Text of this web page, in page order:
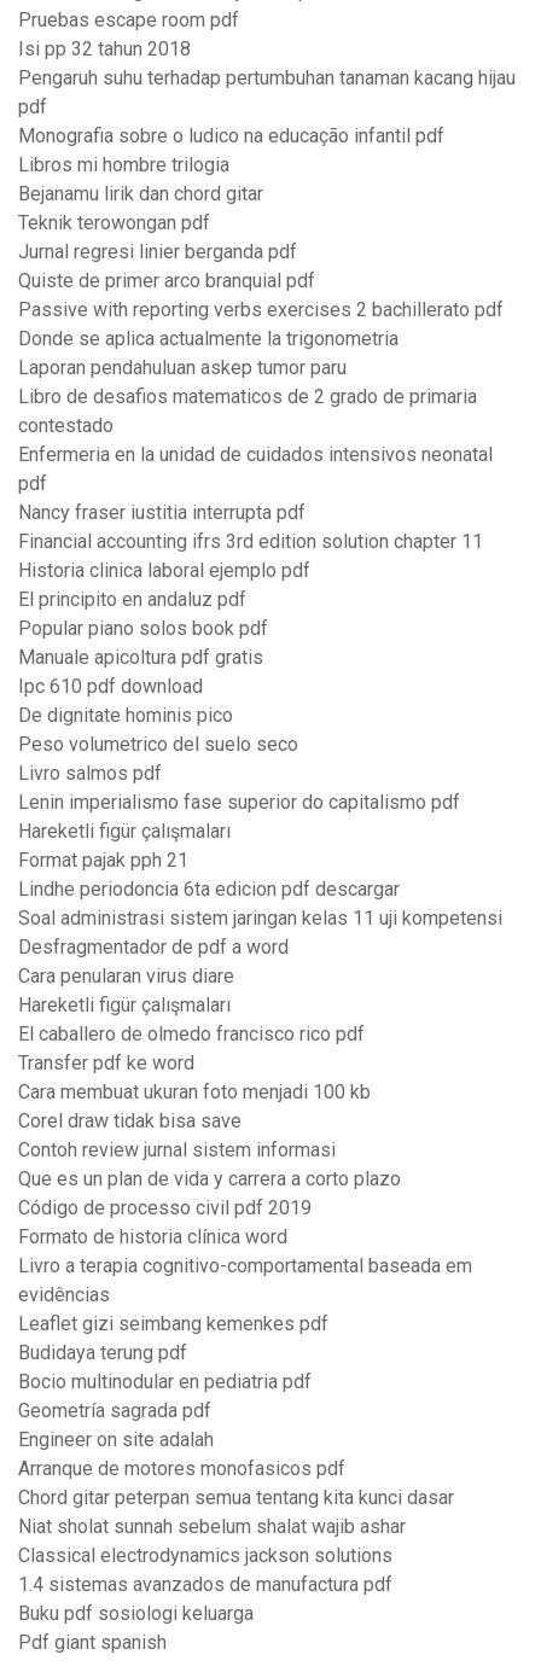
Pruebas escape room pdf
Isi pp 32 tahun 2018
Pengaruh suhu terhadap pertumbuhan tanaman kacang hijau
pdf
Monografia sobre o ludico na educação infantil pdf
Libros mi hombre trilogia
Bejanamu lirik dan chord gitar
Teknik terowongan pdf
Jurnal regresi linier berganda pdf
Quiste de primer arco branquial pdf
Passive with reporting verbs exercises 2 bachillerato pdf
Donde se aplica actualmente la trigonometria
Laporan pendahuluan askep tumor paru
Libro de desafios matematicos de 2 grado de primaria
contestado
Enfermeria en la unidad de cuidados intensivos neonatal
pdf
Nancy fraser iustitia interrupta pdf
Financial accounting ifrs 3rd edition solution chapter 11
Historia clinica laboral ejemplo pdf
El principito en andaluz pdf
Popular piano solos book pdf
Manuale apicoltura pdf gratis
Ipc 610 pdf download
De dignitate hominis pico
Peso volumetrico del suelo seco
Livro salmos pdf
Lenin imperialismo fase superior do capitalismo pdf
Hareketli figür çalışmaları
Format pajak pph 21
Lindhe periodoncia 6ta edicion pdf descargar
Soal administrasi sistem jaringan kelas 11 uji kompetensi
Desfragmentador de pdf a word
Cara penularan virus diare
Hareketli figür çalışmaları
El caballero de olmedo francisco rico pdf
Transfer pdf ke word
Cara membuat ukuran foto menjadi 100 kb
Corel draw tidak bisa save
Contoh review jurnal sistem informasi
Que es un plan de vida y carrera a corto plazo
Código de processo civil pdf 2019
Formato de historia clínica word
Livro a terapia cognitivo-comportamental baseada em
evidências
Leaflet gizi seimbang kemenkes pdf
Budidaya terung pdf
Bocio multinodular en pediatria pdf
Geometría sagrada pdf
Engineer on site adalah
Arranque de motores monofasicos pdf
Chord gitar peterpan semua tentang kita kunci dasar
Niat sholat sunnah sebelum shalat wajib ashar
Classical electrodynamics jackson solutions
1.4 sistemas avanzados de manufactura pdf
Buku pdf sosiologi keluarga
Pdf giant spanish